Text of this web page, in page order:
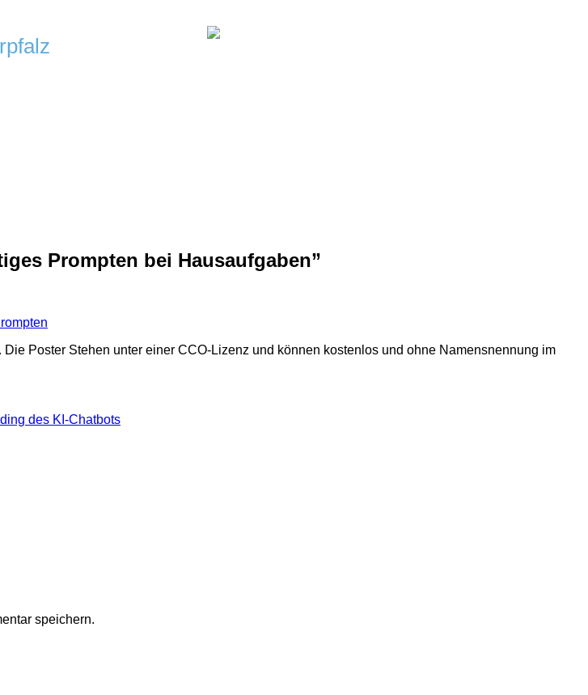
Prompten bei Hausaufgaben”
Poster Stehen unter einer CCO-Lizenz und können kostenlos und ohne Namensnennung im
des KI-Chatbots
speichern.